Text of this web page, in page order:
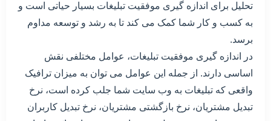
تحلیل برای اندازه گیری موفقیت تبلیغات بسیار حیاتی است و
به کسب و کار شما کمک می کند تا به رشد و توسعه مداوم
برسد.
در اندازه گیری موفقیت تبلیغات، عوامل مختلفی نقش
اساسی دارند. از جمله این عوامل می توان به میزان ترافیک
واقعی که تبلیغات به وب سایت شما جلب کرده است، نرخ
تبدیل مشتریان، نرخ بازگشتی مشتریان، نرخ تبدیل کاربران